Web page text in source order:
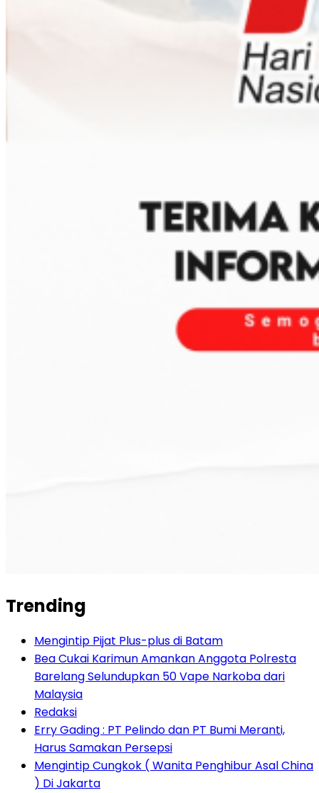
Trending
Mengintip Pijat Plus-plus di Batam
Bea Cukai Karimun Amankan Anggota Polresta
Barelang Selundupkan 50 Vape Narkoba dari
Malaysia
Redaksi
Erry Gading : PT Pelindo dan PT Bumi Meranti,
Harus Samakan Persepsi
Mengintip Cungkok ( Wanita Penghibur Asal China
) Di Jakarta